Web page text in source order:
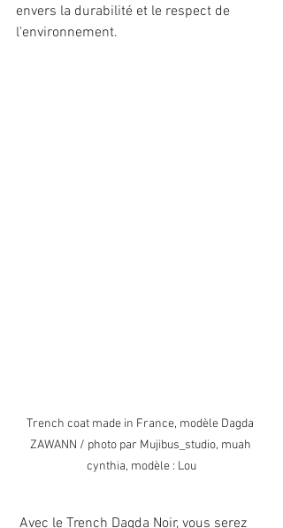
envers la durabilité et le respect de
l'environnement.
Trench coat made in France, modèle Dagda
ZAWANN / photo par Mujibus_studio, muah
cynthia, modèle : Lou